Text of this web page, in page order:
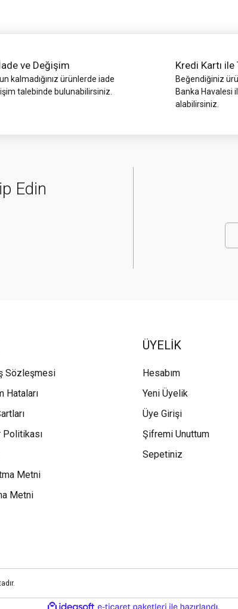
ve Değişim
kalmadığınız ürünlerde iade
talebinde bulunabilirsiniz.
Kredi Kartı
Beğendiğiniz
Banka Havalesi
alabilirsiniz.
Edin
Sözleşmesi
Hataları
Metni
Metni
ÜYELİK
Hesabım
Yeni Üyelik
Üye Girişi
Şifremi Unuttum
Sepetiniz
ideasoft e-